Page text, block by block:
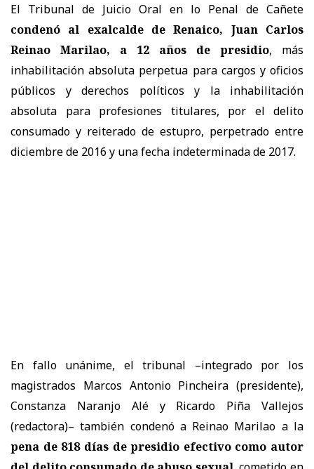
El Tribunal de Juicio Oral en lo Penal de Cañete
condenó al exalcalde de Renaico, Juan Carlos
Reinao Marilao, a 12 años de presidio, más
inhabilitación absoluta perpetua para cargos y oficios
públicos y derechos políticos y la inhabilitación
absoluta para profesiones titulares, por el delito
consumado y reiterado de estupro, perpetrado entre
diciembre de 2016 y una fecha indeterminada de 2017.
En fallo unánime, el tribunal –integrado por los
magistrados Marcos Antonio Pincheira (presidente),
Constanza Naranjo Alé y Ricardo Piña Vallejos
(redactora)– también condenó a Reinao Marilao a la
pena de 818 días de presidio efectivo como autor